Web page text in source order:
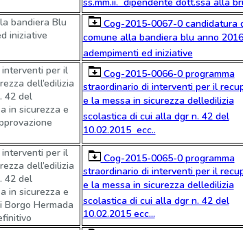
bandiera Blu
iniziative
Cog-2015-0067-0 candidatura
comune alla bandiera blu anno 2016 
adempimenti ed iniziative
per il
dell’edilizia
42 del
in sicurezza e
Cog-2015-0066-0 programma
straordinario di interventi per il
e la messa in sicurezza delledilizia
scolastica di cui alla dgr n. 42 del
10.02.2015  ecc..
per il
dell’edilizia
42 del
in sicurezza e
Hermada
Cog-2015-0065-0 programma
straordinario di interventi per il
e la messa in sicurezza delledilizia
scolastica di cui alla dgr n. 42 del
10.02.2015 ecc...